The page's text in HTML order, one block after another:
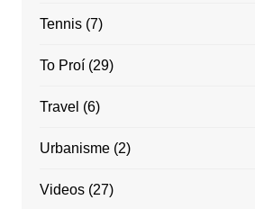
Tennis(7)
To Proí(29)
Travel (6)
Urbanisme(2)
Videos(27)